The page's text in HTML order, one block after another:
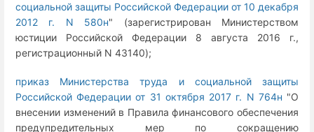
социальной защиты Российской Федерации от 10 декабря
2012 г. N 580н" (зарегистрирован Министерством
юстиции Российской Федерации 8 августа 2016 г.,
регистрационный N 43140);
приказ Министерства труда и социальной защиты
Российской Федерации от 31 октября 2017 г. N 764н "О
внесении изменений в Правила финансового обеспечения
предупредительных мер по сокращению